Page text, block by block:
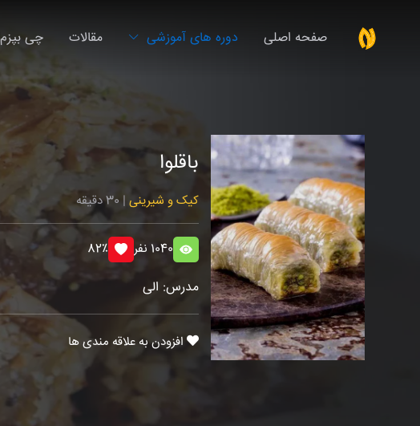
صفحه اصلی دوره های آموزشی مقالات چی
باقلوا
کیک و شیرینی | 30 دقیقه
1040 نفر 82٪
مدرس: الی
افزودن به علاقه مندی ها